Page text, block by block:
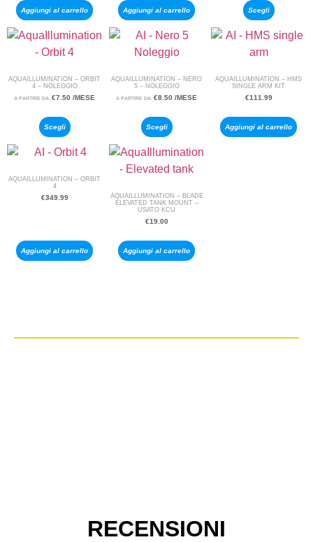
Aggiungi al carrello Aggiungi al carrello Scegli
AQUAILLUMINATION – ORBIT
4 – NOLEGGIO
A PARTIRE DA: €7.50 /MESE
Scegli
AQUAILLUMINATION – NERO
5 – NOLEGGIO
A PARTIRE DA: €8.50 /MESE
Scegli
AQUAILLUMINATION – HMS
SINGLE ARM KIT
€111.99
Aggiungi al carrello
AQUAILLUMINATION – ORBIT
4
€349.99
Aggiungi al carrello
AQUAILLUMINATION – BLADE
ELEVATED TANK MOUNT –
USATO KCU
€19.00
Aggiungi al carrello
RECENSIONI